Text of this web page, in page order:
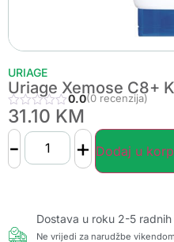
URIAGE
Uriage Xemose C8+
0.0(0 recenzija)
31.10 KM
- + Dodaj u
Dostava u roku 2-5 radnih
Ne vrijedi za narudžbe